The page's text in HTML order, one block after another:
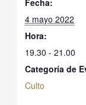
4 mayo 2022
Hora:
19.30 - 21.00
Categoría de
Culto